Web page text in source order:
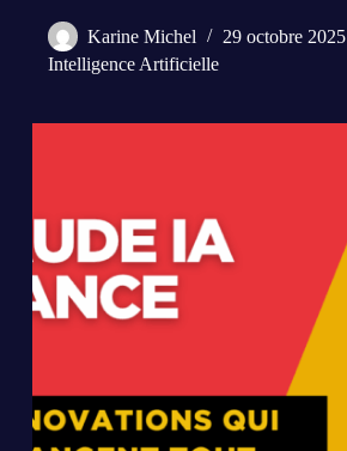
Karine Michel
29 octobre 2025
Intelligence Artificielle